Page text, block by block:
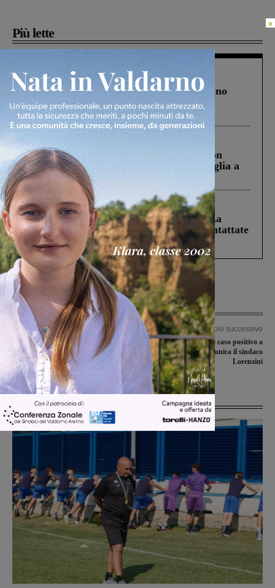
Più lette
Cronaca 4 Agosto 2026
Un anno fa la strage in A1 in cui morirono
Gianni, Giulia e Franco. Lo schianto, il
processo, lo stop ai sorpassi fra tir....
Cronaca 3 Agosto 2026
Scomparso da una struttura di Castiglion
Fiorentino l’uomo che aveva ucciso la figlia a
Levane nel 2020
Cronaca 5 Agosto 2026
Continuano le ricerche di Miah Billal. La
Prefettura: “In caso di avvistamento contattate
il 112”
Articolo precedente
Covid-19, positivo a Montalto, è uno
dei casi di contagio dell’Ospedale della
Gruccia
Articolo successivo
Coronavirus, secondo caso positivo a
Rignano. Lo comunica il sindaco
Lorenzini
Ultime Notizie
×